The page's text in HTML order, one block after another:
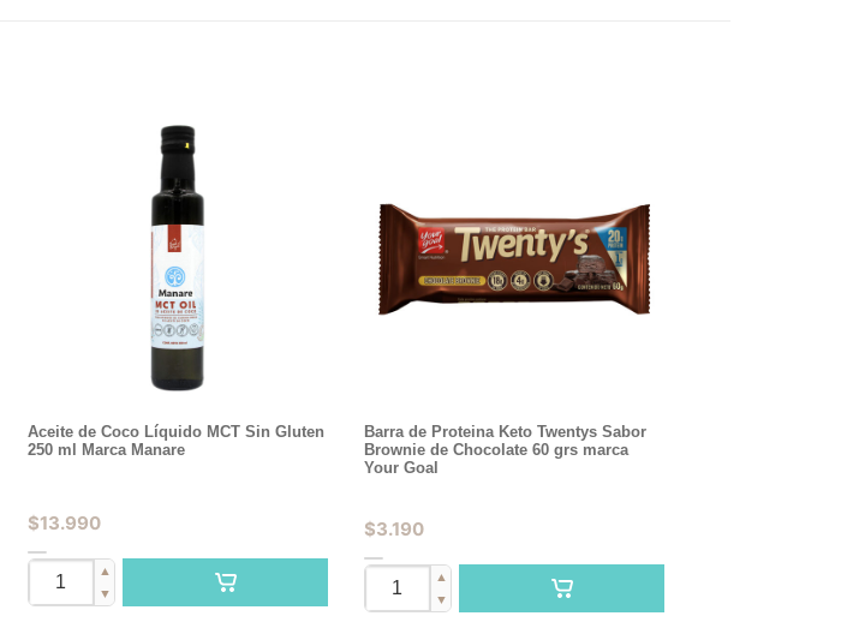
Aceite de Coco Líquido MCT Sin Gluten
250 ml Marca Manare
$13.990
▲
▼
Barra de Proteina Keto Twentys Sabor
Brownie de Chocolate 60 grs marca
Your Goal
$3.190
▲
▼